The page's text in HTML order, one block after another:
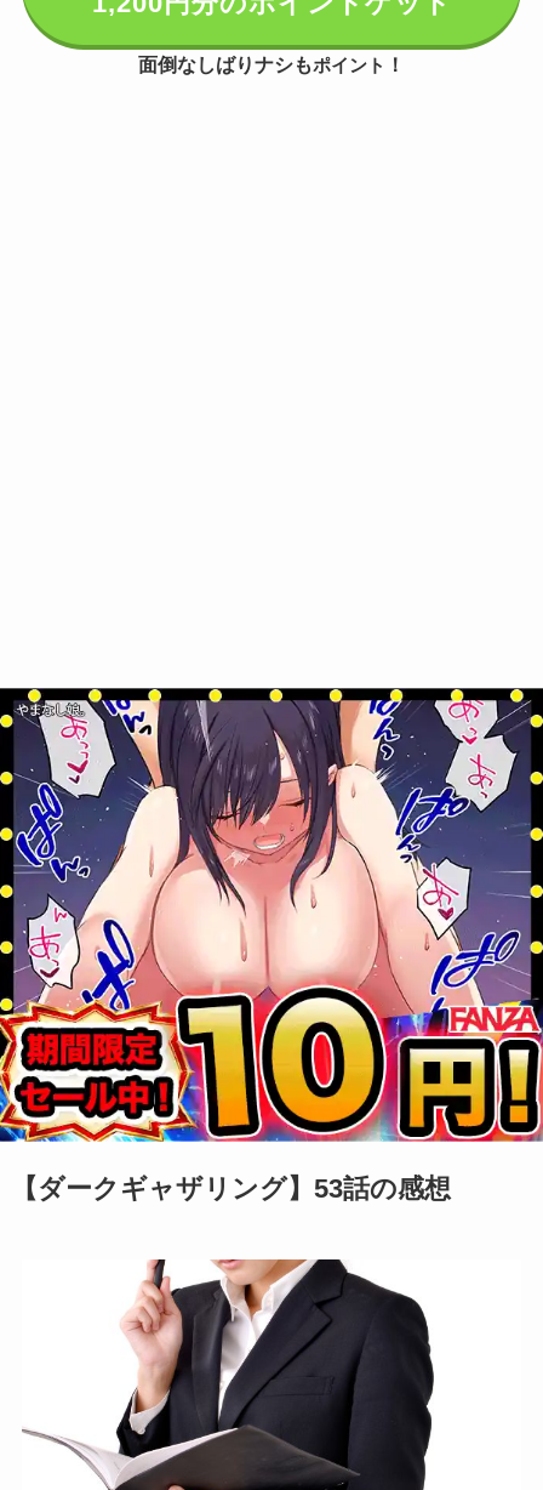
面倒なしばりナシもポイント ！
【ダークギャザリング】53話の感想